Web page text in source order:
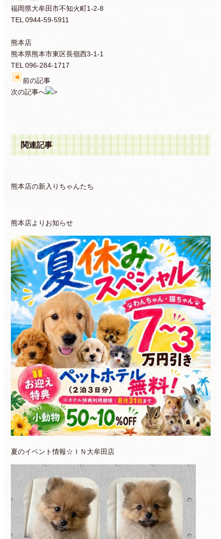
福岡県大牟田市不知火町1-2-8
TEL 0944-59-5911
熊本店
熊本県熊本市東区長嶺西3-1-1
TEL 096-284-1717
前の記事
次の記事へ
関連記事
熊本店の新入りちゃんたち
熊本店よりお知らせ
夏のイベント情報☆ＩＮ大牟田店